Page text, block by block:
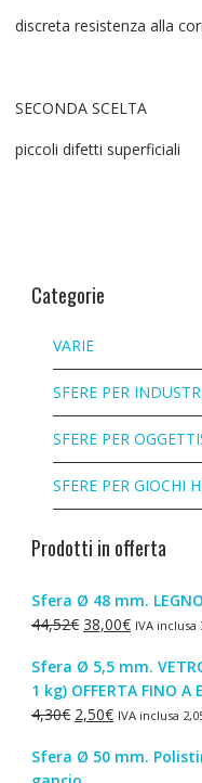
discreta resistenza alla
SECONDA SCELTA
piccoli difetti superficiali
Categorie
VARIE
SFERE PER
SFERE PER
SFERE PER GIOCHI
Prodotti in offerta
Sfera Ø 48 mm.
44,52€ Il
originale
era:
44,52€.
38,00€Il
attuale
è:
38,00€.
IVA inclusa
Sfera Ø 5,5 mm.
1 kg) OFFERTA FINO A
4,30€ Il
originale
2,50€Il
attuale
IVA inclusa
Sfera Ø 50 mm.